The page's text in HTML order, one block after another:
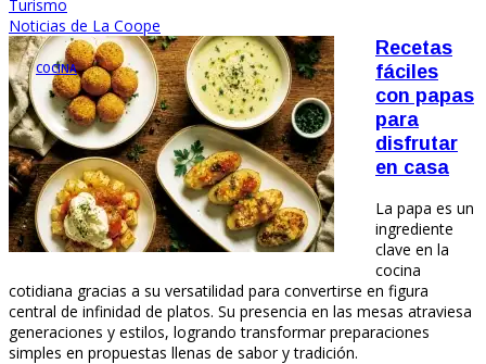
Turismo
Noticias de La Coope
COCINA
Recetas
fáciles
con papas
para
disfrutar
en casa
La papa es un
ingrediente
clave en la
cocina
cotidiana gracias a su versatilidad para convertirse en figura
central de infinidad de platos. Su presencia en las mesas atraviesa
generaciones y estilos, logrando transformar preparaciones
simples en propuestas llenas de sabor y tradición.